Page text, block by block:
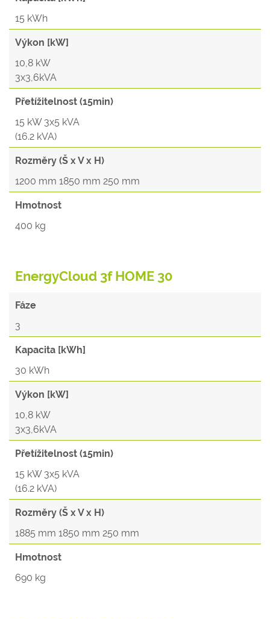
15 kWh
Výkon [kW]
10,8 kW
3x3,6kVA
Přetížitelnost (15min)
15 kW 3x5 kVA
(16.2 kVA)
Rozměry (Š x V x H)
1200 mm 1850 mm 250 mm
Hmotnost
400 kg
EnergyCloud 3f HOME 30
Fáze
3
Kapacita [kWh]
30 kWh
Výkon [kW]
10,8 kW
3x3,6kVA
Přetížitelnost (15min)
15 kW 3x5 kVA
(16.2 kVA)
Rozměry (Š x V x H)
1885 mm 1850 mm 250 mm
Hmotnost
690 kg